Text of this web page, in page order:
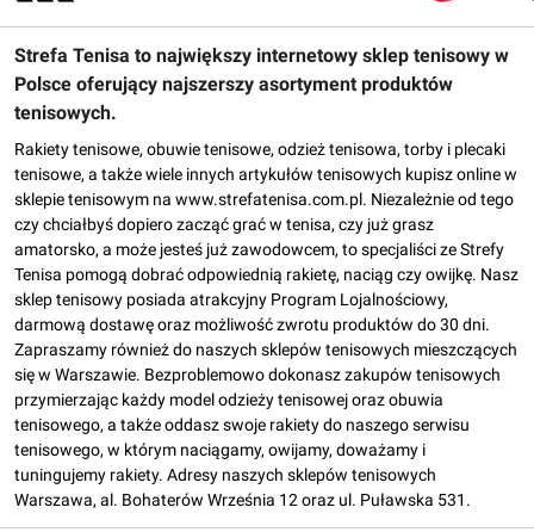
Strefa Tenisa to największy internetowy sklep tenisowy w
Polsce oferujący najszerszy asortyment produktów
tenisowych.
Rakiety tenisowe, obuwie tenisowe, odzież tenisowa, torby i plecaki
tenisowe, a także wiele innych artykułów tenisowych kupisz online w
sklepie tenisowym na www.strefatenisa.com.pl. Niezależnie od tego
czy chciałbyś dopiero zacząć grać w tenisa, czy już grasz
amatorsko, a może jesteś już zawodowcem, to specjaliści ze Strefy
Tenisa pomogą dobrać odpowiednią rakietę, naciąg czy owijkę. Nasz
sklep tenisowy posiada atrakcyjny Program Lojalnościowy,
darmową dostawę oraz możliwość zwrotu produktów do 30 dni.
Zapraszamy również do naszych sklepów tenisowych mieszczących
się w Warszawie. Bezproblemowo dokonasz zakupów tenisowych
przymierzając każdy model odzieży tenisowej oraz obuwia
tenisowego, a także oddasz swoje rakiety do naszego serwisu
tenisowego, w którym naciągamy, owijamy, doważamy i
tuningujemy rakiety. Adresy naszych sklepów tenisowych
Warszawa, al. Bohaterów Września 12 oraz ul. Puławska 531.